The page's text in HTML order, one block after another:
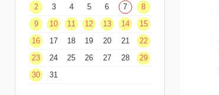
2
3 4 5 6 7
8
9
10 11 12 13 14
15
16
17 18 19 20 21
22
23
24 25 26 27 28
29
30
31